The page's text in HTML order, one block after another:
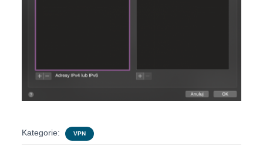
Kategorie: VPN